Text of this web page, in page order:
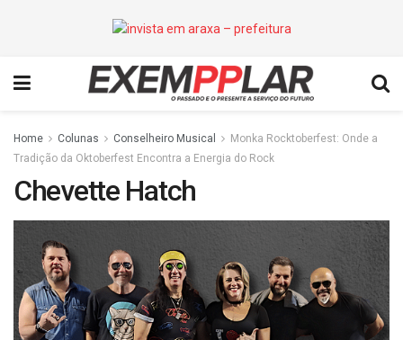
Home Colunas Conselheiro Musical
Monka Rocktoberfest: Onde a
Tradição da Oktoberfest Encontra a Energia do Rock
Chevette Hatch